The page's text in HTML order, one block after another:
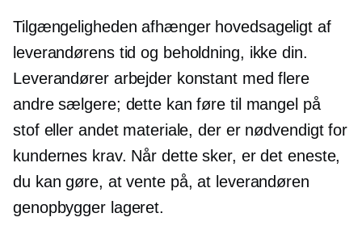
Tilgængeligheden afhænger hovedsageligt af
leverandørens tid og beholdning, ikke din.
Leverandører arbejder konstant med flere
andre sælgere; dette kan føre til mangel på
stof eller andet materiale, der er nødvendigt for
kundernes krav. Når dette sker, er det eneste,
du kan gøre, at vente på, at leverandøren
genopbygger lageret.